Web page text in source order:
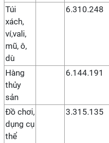
Túi
xách,
ví,vali,
mũ, ô,
dù
6.310.248
Hàng
thủy
sản
6.144.191
Đồ chơi,
dụng cụ
thể
3.315.135